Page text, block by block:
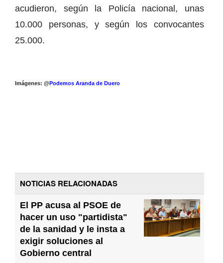
acudieron, según la Policía nacional, unas
10.000 personas, y según los convocantes
25.000.
Imágenes: @Podemos Aranda de Duero
NOTICIAS RELACIONADAS
El PP acusa al PSOE de
hacer un uso "partidista"
de la sanidad y le insta a
exigir soluciones al
Gobierno central